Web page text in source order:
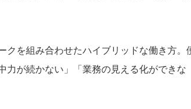
クを組み合わせたハイブリッドな働き方。
力が続かない」「業務の見える化ができな